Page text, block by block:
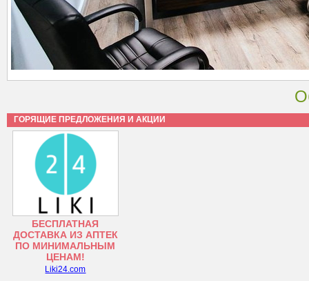
ГОРЯЩИЕ ПРЕДЛОЖЕНИЯ И АКЦИИ
БЕСПЛАТНАЯ
ДОСТАВКА ИЗ АПТЕК
ПО МИНИМАЛЬНЫМ
ЦЕНАМ!
Liki24.com